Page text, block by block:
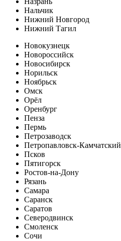
Нальчик
Нижний Новгород
Нижний Тагил
Новокузнецк
Новороссийск
Новосибирск
Норильск
Ноябрьск
Омск
Орёл
Оренбург
Пенза
Пермь
Петрозаводск
Петропавловск-Камчатский
Псков
Пятигорск
Ростов-на-Дону
Рязань
Самара
Саранск
Саратов
Северодвинск
Смоленск
Сочи